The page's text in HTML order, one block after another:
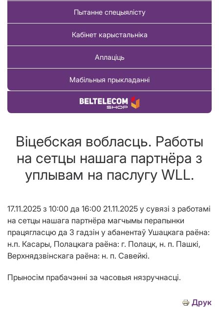
Пытанне спецыялісту
Кабінет карыстальніка
Аплаціць
Мабільныя прыкладанні
Купіць тавар
Віцебская вобласць. Работы
на сетцы нашага партнёра з
уплывам на паслугу WLL.
17.11.2025 з 10:00 да 16:00 21.11.2025 у сувязі з работамi
на сетцы нашага партнёра магчымы перапынки
працягласцю да 3 гадзін у абанентаў Ушацкага раёна:
н.п. Касары, Полацкага раёна: г. Полацк, н. п. Пашкі,
Верхнядзвінскага раёна: н. п. Савейкі.
Прыносім прабачэнні за часовыя нязручнасці.
Друк